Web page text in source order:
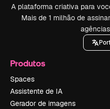
A plataforma criativa para
Mais de 1 milhão de
Produtos
Spaces
Assistente de IA
Gerador de imagens